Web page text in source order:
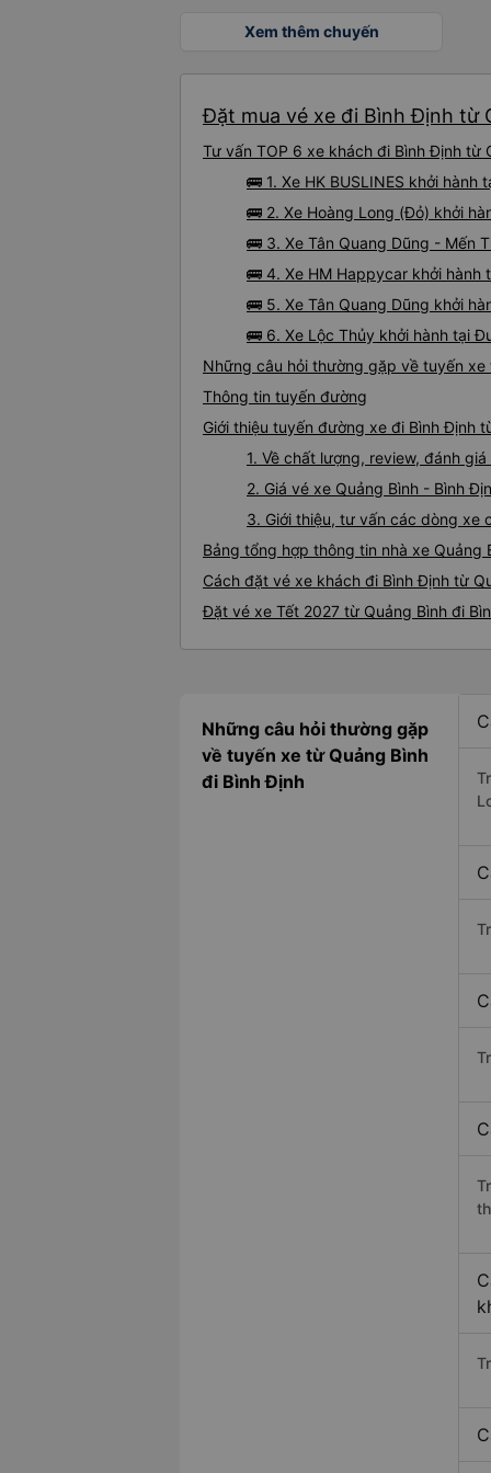
Xem thêm chuyến
Đặt mua vé xe đi Bình Định từ
Tư vấn TOP 6 xe khách đi Bình Định
🚌 1. Xe HK BUSLINES khởi hành
🚌 2. Xe Hoàng Long (Đỏ) khởi
🚌 3. Xe Tân Quang Dũng - Mến
🚌 4. Xe HM Happycar khởi hành
🚌 5. Xe Tân Quang Dũng khởi
🚌 6. Xe Lộc Thủy khởi hành tại
Những câu hỏi thường gặp về tuyến xe
Thông tin tuyến đường
Giới thiệu tuyến đường xe đi Bình Định
1. Về chất lượng, review, đánh
2. Giá vé xe Quảng Bình - Bình
3. Giới thiệu, tư vấn các dòng xe
Bảng tổng hợp thông tin nhà xe Quảng
Cách đặt vé xe khách đi Bình Định từ
Đặt vé xe Tết 2027 từ Quảng Bình đi
Những câu hỏi thường gặp
về tuyến xe từ Quảng Bình
đi Bình Định